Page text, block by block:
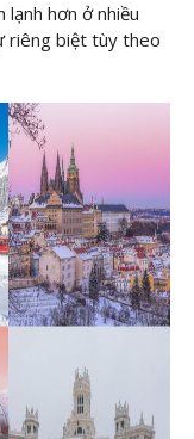
hơn ở nhiều
riêng biệt tùy theo